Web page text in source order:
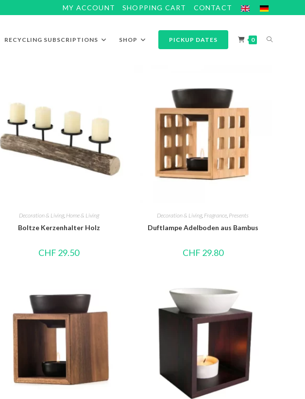
MY ACCOUNT SHOPPING CART CONTACT
RECYCLING SUBSCRIPTIONS SHOP PICKUP DATES 0
Decoration & Living, Home & Living
Boltze Kerzenhalter Holz
CHF 29.50
Decoration & Living, Fragrance Presents
Duftlampe Adelboden aus Bambus
CHF 29.80